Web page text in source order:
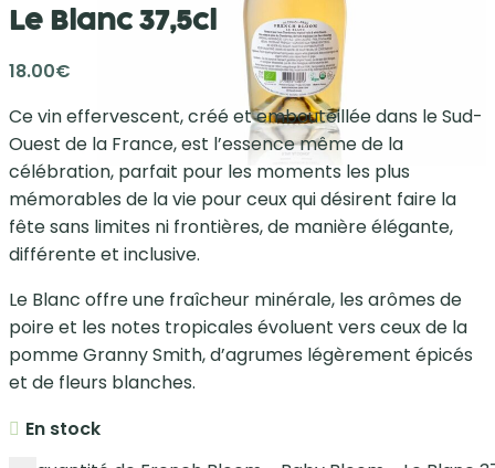
Le Blanc 37,5cl
18.00€
Ce vin effervescent, créé et embouteillée dans le Sud-
Ouest de la France, est l’essence même de la
célébration, parfait pour les moments les plus
mémorables de la vie pour ceux qui désirent faire la
fête sans limites ni frontières, de manière élégante,
différente et inclusive.
Le Blanc offre une fraîcheur minérale, les arômes de
poire et les notes tropicales évoluent vers ceux de la
pomme Granny Smith, d’agrumes légèrement épicés
et de fleurs blanches.
En stock